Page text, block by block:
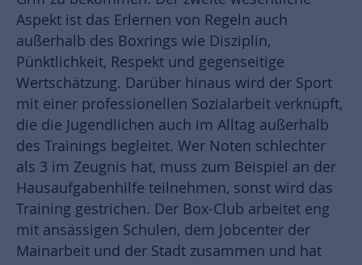
Aspekt ist das Erlernen von Regeln auch
außerhalb des Boxrings wie Disziplin,
Pünktlichkeit, Respekt und gegenseitige
Wertschätzung. Darüber hinaus wird der Sport
mit einer professionellen Sozialarbeit verknüpft,
die die Jugendlichen auch im Alltag außerhalb
des Trainings begleitet. Wer Noten schlechter
als 3 im Zeugnis hat, muss zum Beispiel an der
Hausaufgabenhilfe teilnehmen, sonst wird das
Training gestrichen. Der Box-Club arbeitet eng
mit ansässigen Schulen, dem Jobcenter der
Mainarbeit und der Stadt zusammen und hat